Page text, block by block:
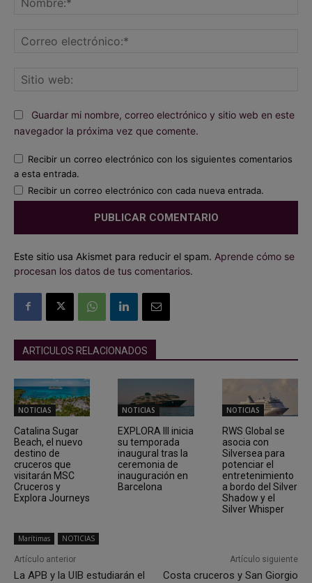
Guardar mi nombre, correo electrónico y sitio web en este
navegador la próxima vez que comente.
Recibir un correo electrónico con los siguientes comentarios
a esta entrada.
Recibir un correo electrónico con cada nueva entrada.
Este sitio usa Akismet para reducir el spam. Aprende cómo se
procesan los datos de tus comentarios.
ARTICULOS RELACIONADOS
NOTICIAS
Catalina Sugar
Beach, el nuevo
destino de
cruceros que
visitarán MSC
Cruceros y
Explora Journeys
NOTICIAS
EXPLORA III inicia
su temporada
inaugural tras la
ceremonia de
inauguración en
Barcelona
NOTICIAS
RWS Global se
asocia con
Silversea para
potenciar el
entretenimiento
a bordo del Silver
Shadow y el
Silver Whisper
Marítimas NOTICIAS
Artículo anterior
La APB y la UIB estudiarán el
Artículo siguiente
Costa cruceros y San Giorgio